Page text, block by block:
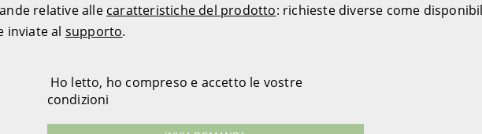
relative alle caratteristiche del prodotto: richieste diverse come
inviate al supporto.
Ho letto, ho compreso e accetto le vostre
condizioni